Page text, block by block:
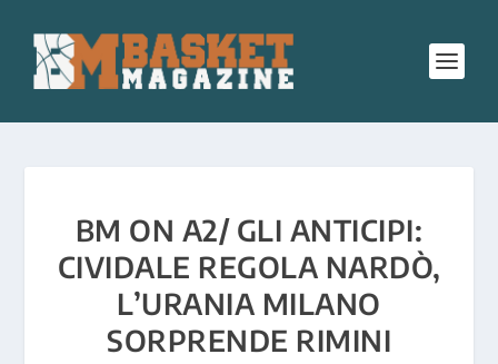
BM ON A2/ GLI ANTICIPI:
CIVIDALE REGOLA NARDÒ,
L’URANIA MILANO
SORPRENDE RIMINI